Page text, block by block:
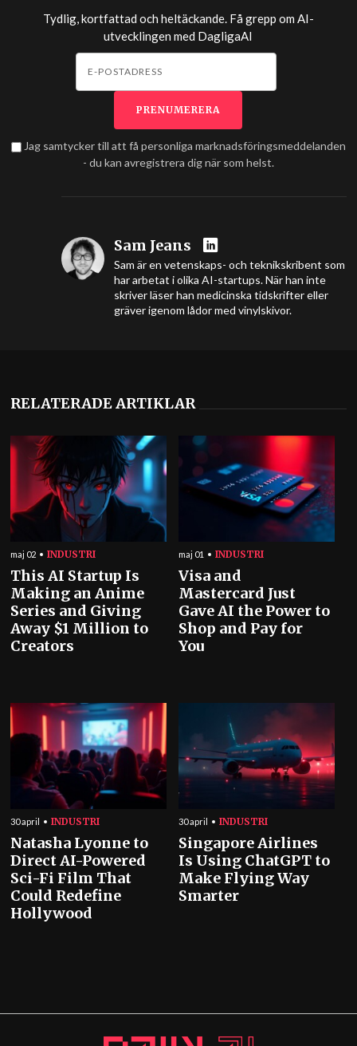
Tydlig, kortfattad och heltäckande. Få grepp om AI-
utvecklingen med DagligaAI
Jag samtycker till att få personliga marknadsföringsmeddelanden
- du kan avregistrera dig när som helst.
Sam Jeans
Sam är en vetenskaps- och teknikskribent som
har arbetat i olika AI-startups. När han inte
skriver läser han medicinska tidskrifter eller
gräver igenom lådor med vinylskivor.
RELATERADE ARTIKLAR
maj 02 INDUSTRI
This AI Startup Is
Making an Anime
Series and Giving
Away $1 Million to
Creators
maj 01 INDUSTRI
Visa and
Mastercard Just
Gave AI the Power to
Shop and Pay for
You
30 april INDUSTRI
Natasha Lyonne to
Direct AI-Powered
Sci-Fi Film That
Could Redefine
Hollywood
30 april INDUSTRI
Singapore Airlines
Is Using ChatGPT to
Make Flying Way
Smarter